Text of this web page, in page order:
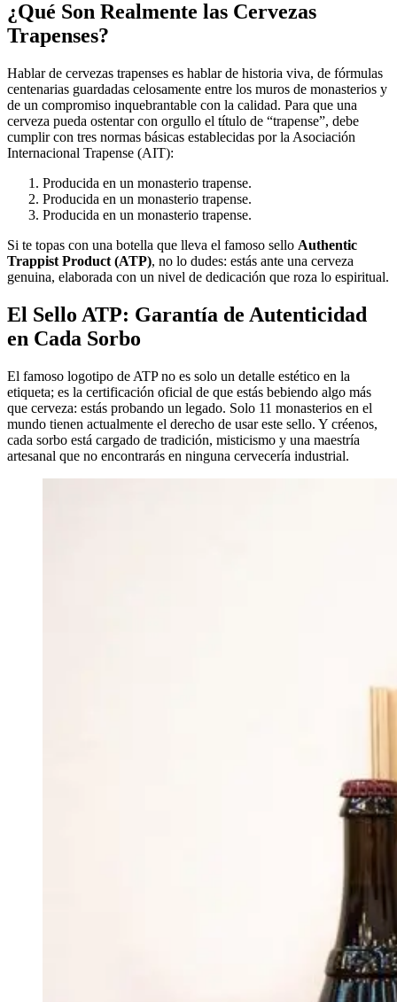
¿Qué Son Realmente las Cervezas
Trapenses?
Hablar de cervezas trapenses es hablar de historia viva, de fórmulas
centenarias guardadas celosamente entre los muros de monasterios y
de un compromiso inquebrantable con la calidad. Para que una
cerveza pueda ostentar con orgullo el título de “trapense”, debe
cumplir con tres normas básicas establecidas por la Asociación
Internacional Trapense (AIT):
Producida en un monasterio trapense.
Producida en un monasterio trapense.
Producida en un monasterio trapense.
Si te topas con una botella que lleva el famoso sello Authentic
Trappist Product (ATP), no lo dudes: estás ante una cerveza
genuina, elaborada con un nivel de dedicación que roza lo espiritual.
El Sello ATP: Garantía de Autenticidad
en Cada Sorbo
El famoso logotipo de ATP no es solo un detalle estético en la
etiqueta; es la certificación oficial de que estás bebiendo algo más
que cerveza: estás probando un legado. Solo 11 monasterios en el
mundo tienen actualmente el derecho de usar este sello. Y créenos,
cada sorbo está cargado de tradición, misticismo y una maestría
artesanal que no encontrarás en ninguna cervecería industrial.